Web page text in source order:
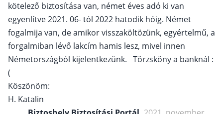
kötelező biztosítása van, német éves adó ki van
egyenlítve 2021. 06- tól 2022 hatodik hóig. Német
fogalmija van, de amikor visszaköltözünk, egyértelmű, a
forgalmiban lévő lakcím hamis lesz, mivel innen
Németországból kijelentkezünk. Törzsköny a banknál :
(
Köszönöm:
H. Katalin